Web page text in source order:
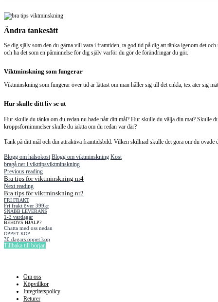
Ändra tankesätt
Se dig själv som den du gärna vill vara i framtiden, ta god tid på dig att tänka igenom det
och ha det som en påminnelse för dig själv varför du gör de förändringar du gör.
Viktminskning som fungerar
Viktminskning som fungerar över tid är lättast om man håller sig till det enkla, tex äter sig
Hur skulle ditt liv se ut
Hur skulle du tänka om du redan nu hade nått ditt mål? Hur skulle du välja din mat?
kroppsförnimmelser skulle du iaktta om du redan var där?
Tänk på ditt mål och din attraktiva framtidsbild. Vilken skillnad skulle det göra om du övade
Blogg om hälsokost Blogg om viktminskning Kost
bragå ner i vikttipsviktminskning
Previous reading
Bra tips för viktminskning nr4
Next reading
Bra tips för viktminskning nr2
FRI FRAKT
Fri frakt över 399kr
SNABB LEVERANS
1-3 vardagar
BEHÖVS HJÄLP?
Chatta med oss nedan
ÖPPET KÖP
30 dagars öppet köp
Tillbaka till början
Om oss
Köpvillkor
Integritetspolicy
Returer